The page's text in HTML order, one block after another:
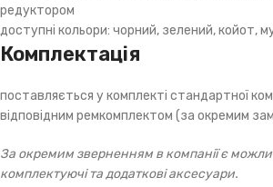
редуктором
доступні кольори: чорний, зелений, койот,
Комплектація
поставляється у комплекті стандартної
відповідним ремкомплектом (за окремим
За окремим зверненням в компанії є
комплектуючі та додаткові аксесуари.